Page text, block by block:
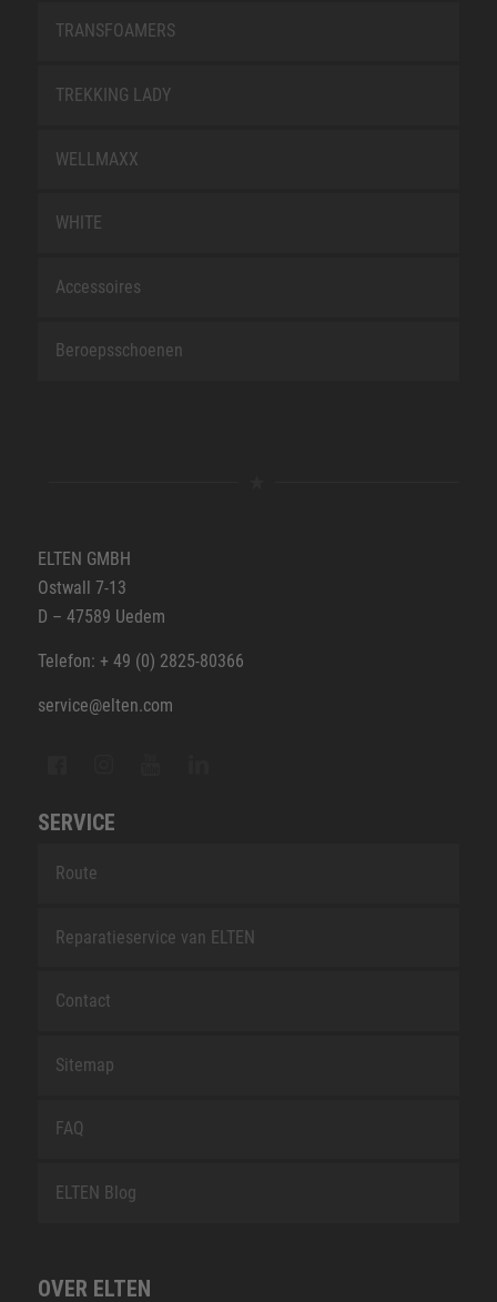
TRANSFOAMERS
TREKKING LADY
WELLMAXX
WHITE
Accessoires
Beroepsschoenen
ELTEN GMBH
Ostwall 7-13
D – 47589 Uedem
Telefon: + 49 (0) 2825-80366
service@elten.com
SERVICE
Route
Reparatieservice van ELTEN
Contact
Sitemap
FAQ
ELTEN Blog
OVER ELTEN